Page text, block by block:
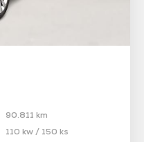
90.811 km
110 kw / 150 ks